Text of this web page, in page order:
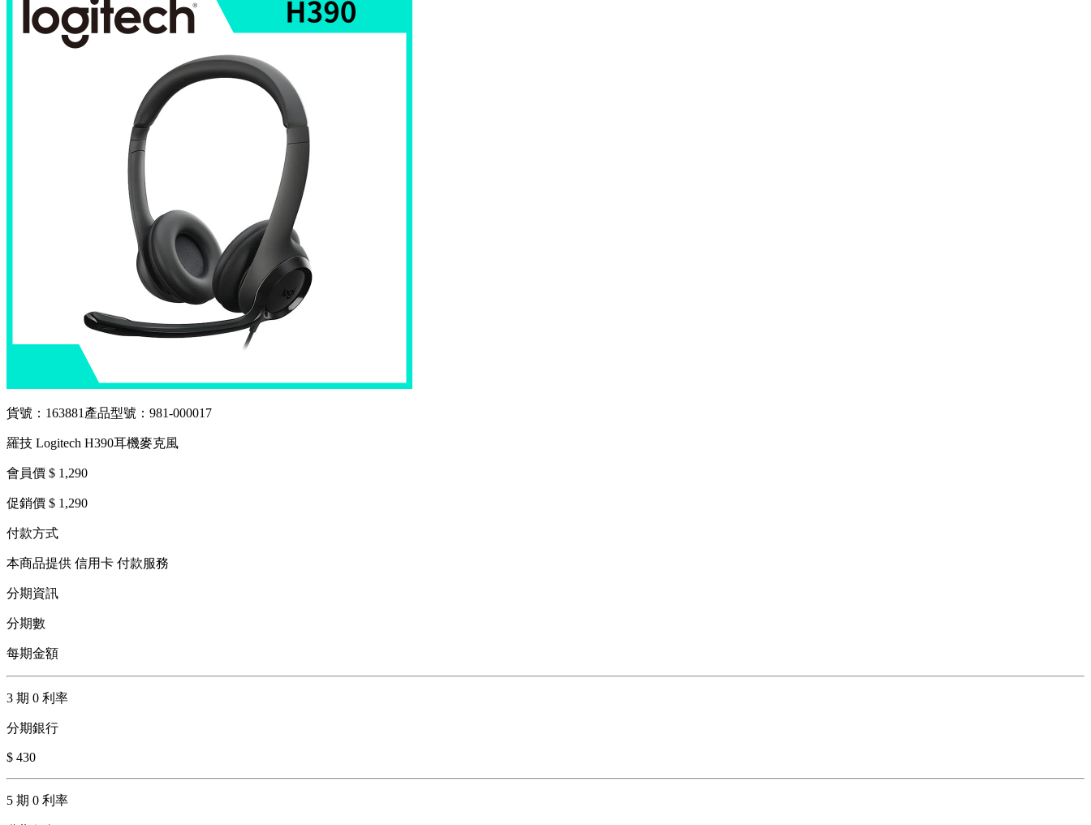
貨號：163881 產品型號：981-000017
羅技 Logitech H390耳機麥克風
會員價 $ 1,290
促銷價 $ 1,290
付款方式
本商品提供 信用卡 付款服務
分期資訊
分期數
每期金額
3 期 0 利率
分期銀行
$ 430
5 期 0 利率